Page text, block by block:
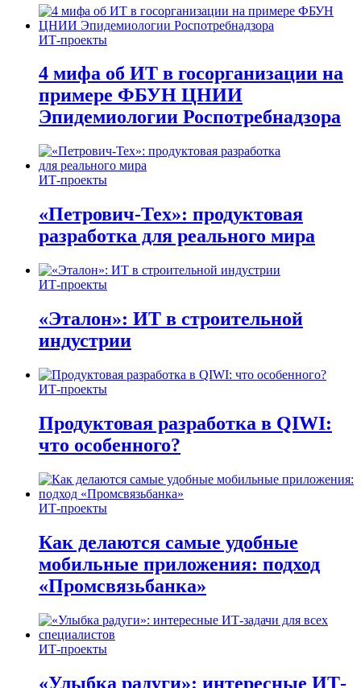
ИТ-проекты
4 мифа об ИТ в госорганизации на
примере ФБУН ЦНИИ
Эпидемиологии Роспотребнадзора
ИТ-проекты
«Петрович-Тех»: продуктовая
разработка для реального мира
ИТ-проекты
«Эталон»: ИТ в строительной
индустрии
ИТ-проекты
Продуктовая разработка в QIWI:
что особенного?
ИТ-проекты
Как делаются самые удобные
мобильные приложения: подход
«Промсвязьбанка»
ИТ-проекты
«Улыбка радуги»: интересные ИТ-